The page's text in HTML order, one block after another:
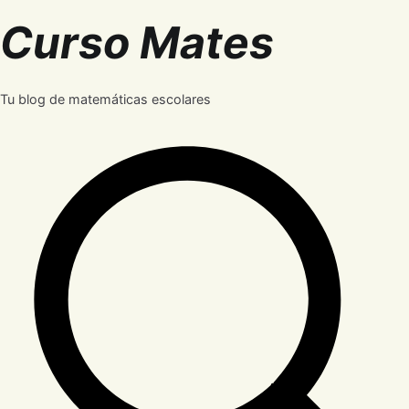
al
contenido
Curso Mates
Tu blog de matemáticas escolares